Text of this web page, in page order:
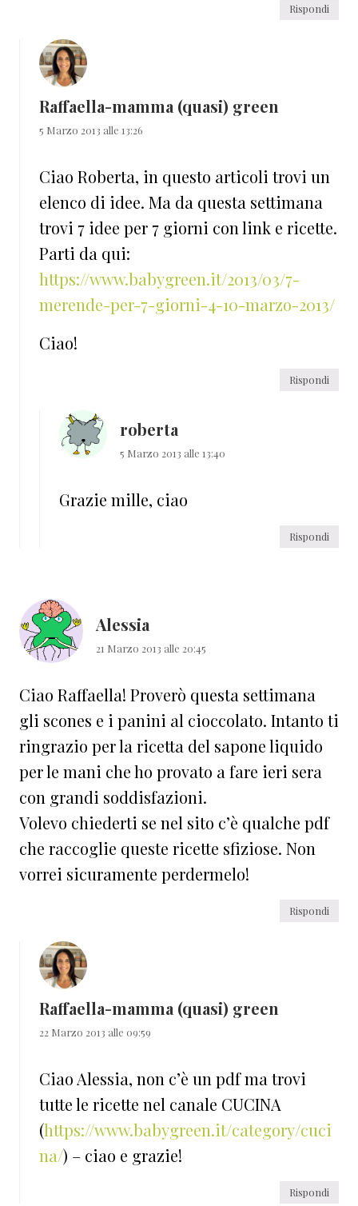
Rispondi
Raffaella-mamma (quasi) green
5 Marzo 2013 alle 13:26
Ciao Roberta, in questo articoli trovi un
elenco di idee. Ma da questa settimana
trovi 7 idee per 7 giorni con link e ricette.
Parti da qui:
https://www.babygreen.it/2013/03/7-
merende-per-7-giorni-4-10-marzo-2013/
Ciao!
Rispondi
roberta
5 Marzo 2013 alle 13:40
Grazie mille, ciao
Rispondi
Alessia
21 Marzo 2013 alle 20:45
Ciao Raffaella! Proverò questa settimana
gli scones e i panini al cioccolato. Intanto ti
ringrazio per la ricetta del sapone liquido
per le mani che ho provato a fare ieri sera
con grandi soddisfazioni.
Volevo chiederti se nel sito c’è qualche pdf
che raccoglie queste ricette sfiziose. Non
vorrei sicuramente perdermelo!
Rispondi
Raffaella-mamma (quasi) green
22 Marzo 2013 alle 09:59
Ciao Alessia, non c’è un pdf ma trovi
tutte le ricette nel canale CUCINA
(https://www.babygreen.it/category/cuci
na/) – ciao e grazie!
Rispondi